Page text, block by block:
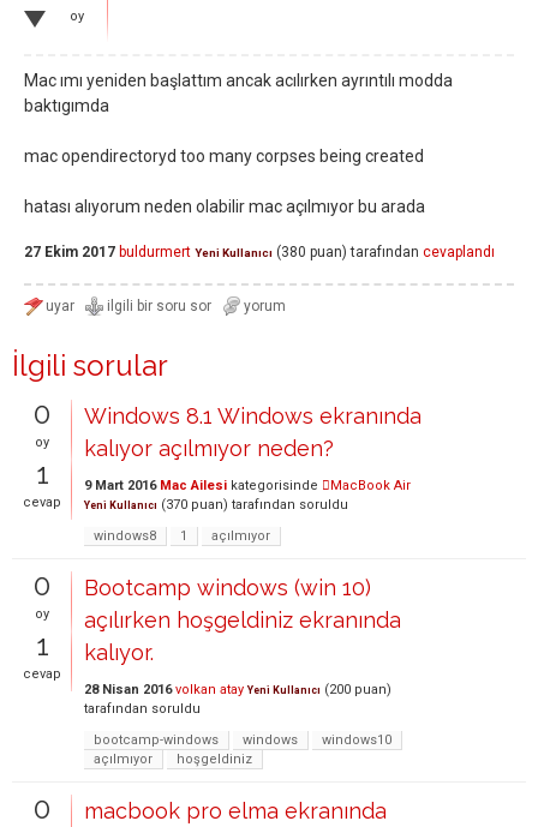
oy
Mac ımı yeniden başlattım ancak acılırken ayrıntılı modda
baktıgımda
mac opendirectoryd too many corpses being created
hatası alıyorum neden olabilir mac açılmıyor bu arada
27 Ekim 2017 buldurmert Yeni Kullanıcı (380 puan) tarafından cevaplandı
İlgili sorular
0
oy
1
cevap
Windows 8.1 Windows ekranında
kalıyor açılmıyor neden?
9 Mart 2016 Mac Ailesi kategorisinde MacBook Air
Yeni Kullanıcı (370 puan) tarafından soruldu
windows8
1 açılmıyor
0
oy
1
cevap
Bootcamp windows (win 10)
açılırken hoşgeldiniz ekranında
kalıyor.
28 Nisan 2016 volkan atay Yeni Kullanıcı (200 puan)
tarafından soruldu
bootcamp-windows
windows
windows10
açılmıyor
hoşgeldiniz
0
macbook pro elma ekranında